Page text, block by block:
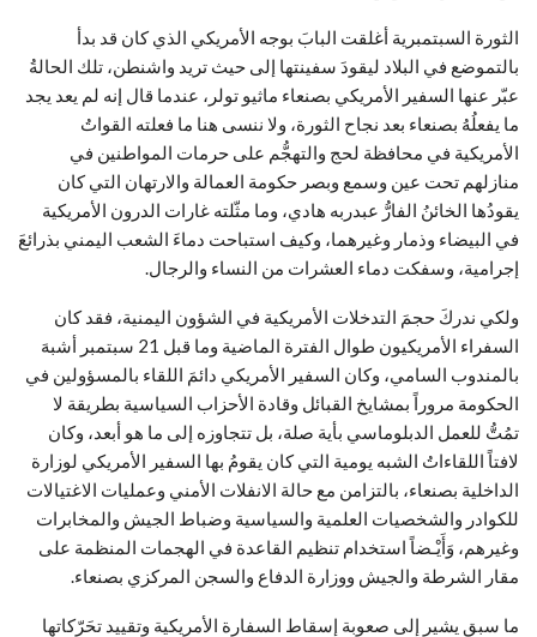
الثورة السبتمبرية أغلقت البابَ بوجه الأمريكي الذي كان قد بدأ
بالتموضع في البلاد ليقودَ سفينتها إلى حيث تريد واشنطن، تلك الحالةُ
عبّر عنها السفير الأمريكي بصنعاء ماثيو تولر، عندما قال إنه لم يعد يجد
ما يفعلُهُ بصنعاء بعد نجاح الثورة، ولا ننسى هنا ما فعلته القواتُ
الأمريكية في محافظة لحج والتهجُّم على حرمات المواطنين في
منازلهم تحت عين وسمع وبصر حكومة العمالة والارتهان التي كان
يقودُها الخائنُ الفارُّ عبدربه هادي، وما مثّلته غارات الدرون الأمريكية
في البيضاء وذمار وغيرهما، وكيف استباحت دماءَ الشعب اليمني بذرائعَ
إجرامية، وسفكت دماء العشرات من النساء والرجال.
ولكي ندركَ حجمَ التدخلات الأمريكية في الشؤون اليمنية، فقد كان
السفراء الأمريكيون طوال الفترة الماضية وما قبل 21 سبتمبر أشبهَ
بالمندوب السامي، وكان السفير الأمريكي دائمَ اللقاء بالمسؤولين في
الحكومة مروراً بمشايخ القبائل وقادة الأحزاب السياسية بطريقة لا
تمُتُّ للعمل الدبلوماسي بأية صلة، بل تتجاوزه إلى ما هو أبعد، وكان
لافتاً اللقاءاتُ الشبه يومية التي كان يقومُ بها السفير الأمريكي لوزارة
الداخلية بصنعاء، بالتزامن مع حالة الانفلات الأمني وعمليات الاغتيالات
للكوادر والشخصيات العلمية والسياسية وضباط الجيش والمخابرات
وغيرهم، وَأَيْـضاً استخدام تنظيم القاعدة في الهجمات المنظمة على
مقار الشرطة والجيش ووزارة الدفاع والسجن المركزي بصنعاء.
ما سبق يشير إلى صعوبة إسقاط السفارة الأمريكية وتقييد تحَرّكاتها